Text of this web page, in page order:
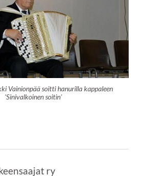
Vainionpää soitti hanurilla kappaleen
'Sinivalkoinen soitin'
ry